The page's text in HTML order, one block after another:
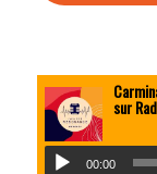
sur
00:00